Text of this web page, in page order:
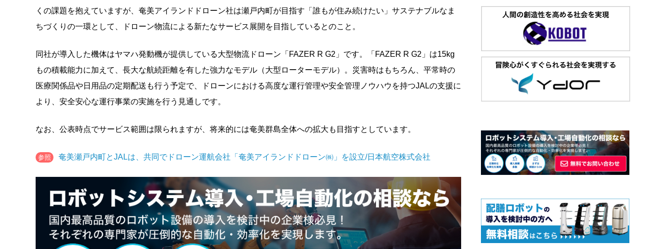
くの課題を抱えていますが、奄美アイランドドローン社は瀬戸内町が目指す「誰もが住み続けたい」サステナブルなま
ちづくりの一環として、ドローン物流による新たなサービス展開を目指しているとのこと。
同社が導入した機体はヤマハ発動機が提供している大型物流ドローン「FAZER R G2」です。「FAZER R G2」は15kg
もの積載能力に加えて、長大な航続距離を有した強力なモデル（大型ローターモデル）。災害時はもちろん、平常時の
医療関係品や日用品の定期配送も行う予定で、ドローンにおける高度な運行管理や安全管理ノウハウを持つJALの支援に
より、安全安心な運行事業の実施を行う見通しです。
なお、公表時点でサービス範囲は限られますが、将来的には奄美群島全体への拡大も目指すとしています。
参照 奄美瀬戸内町とJALは、共同でドローン運航会社「奄美アイランドドローン㈱」を設立/日本航空株式会社